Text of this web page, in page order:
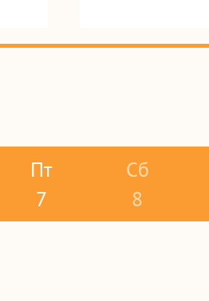
Пт
7
Сб
8